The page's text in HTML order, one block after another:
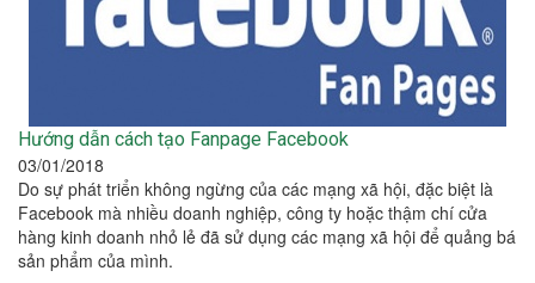
Hướng dẫn cách tạo Fanpage Facebook
03/01/2018
Do sự phát triển không ngừng của các mạng xã hội, đặc biệt là
Facebook mà nhiều doanh nghiệp, công ty hoặc thậm chí cửa
hàng kinh doanh nhỏ lẻ đã sử dụng các mạng xã hội để quảng bá
sản phẩm của mình.